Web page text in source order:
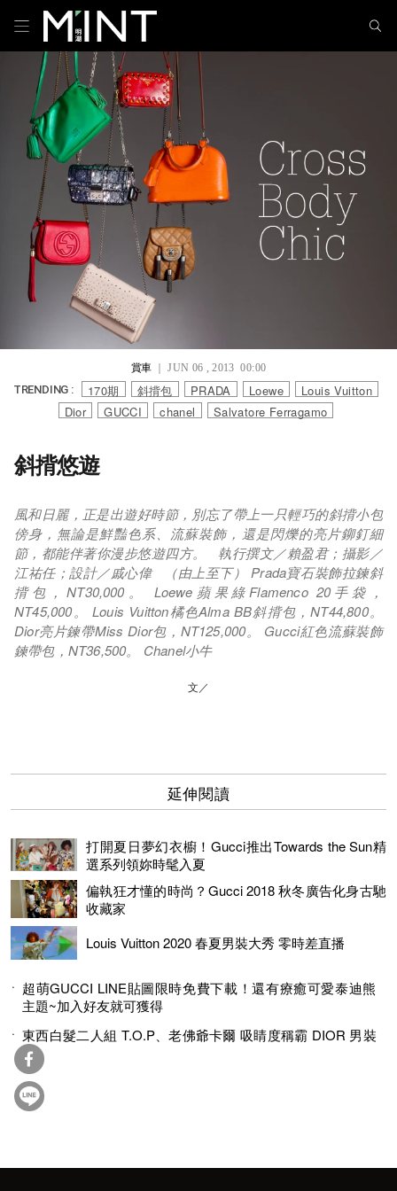
賞車｜ JUN 06 , 2013 00:00
TRENDING : 170期 斜揹包 PRADA Loewe
Louis Vuitton
Dior
GUCCI chanel Salvatore Ferragamo
斜揹悠遊
風和日麗，正是出遊好時節，別忘了帶上一只輕巧的斜揹小包
傍身，無論是鮮豔色系、流蘇裝飾，還是閃爍的亮片鉚釘細
節，都能伴著你漫步悠遊四方。 執行撰文／賴盈君；攝影／
江祐任；設計／戚心偉 （由上至下） Prada寶石裝飾拉鍊斜
揹包，NT30,000。 Loewe蘋果綠Flamenco 20手袋，
NT45,000。 Louis Vuitton橘色Alma BB斜揹包，NT44,800。
Dior亮片鍊帶Miss Dior包，NT125,000。 Gucci紅色流蘇裝飾
鍊帶包，NT36,500。 Chanel小牛
文／
延伸閱讀
打開夏日夢幻衣櫥！Gucci推出Towards the Sun精
選系列領妳時髦入夏
偏執狂才懂的時尚？Gucci 2018 秋冬廣告化身古馳
收藏家
Louis Vuitton 2020 春夏男裝大秀 零時差直播
超萌GUCCI LINE貼圖限時免費下載！還有療癒可愛泰迪熊
主題~加入好友就可獲得
東西白髮二人組 T.O.P、老佛爺卡爾 吸睛度稱霸 DIOR 男裝
秀